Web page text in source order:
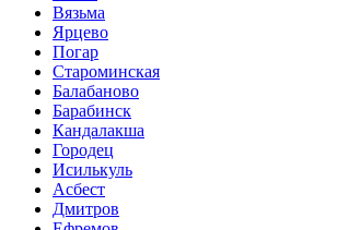
Вязьма
Ярцево
Погар
Староминская
Балабаново
Барабинск
Кандалакша
Городец
Исилькуль
Асбест
Дмитров